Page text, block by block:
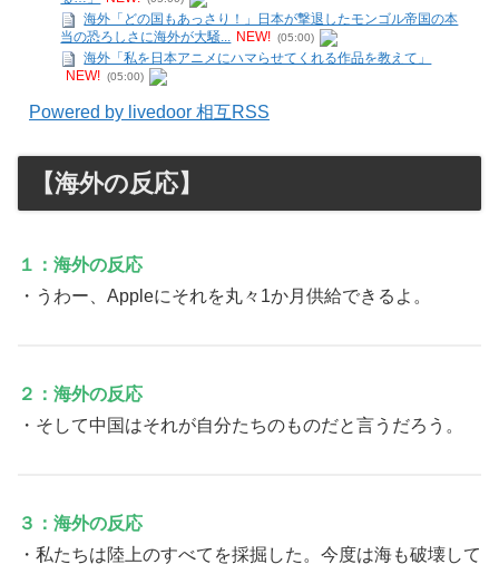
海外「どの国もあっさり！」日本が撃退したモンゴル帝国の本
当の恐ろしさに海外が大騒... NEW! (05:00)
海外「私を日本アニメにハマらせてくれる作品を教えて」
NEW! (05:00)
Powered by livedoor 相互RSS
【海外の反応】
１：海外の反応
・うわー、Appleにそれを丸々1か月供給できるよ。
２：海外の反応
・そして中国はそれが自分たちのものだと言うだろう。
３：海外の反応
・私たちは陸上のすべてを採掘した。今度は海も破壊して